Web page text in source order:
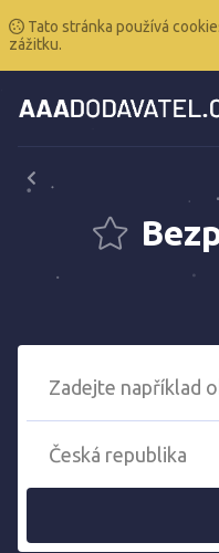
Tato stránka používá
zážitku.